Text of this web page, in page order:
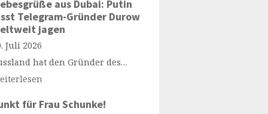
aus Dubai: Putin
Telegram-Gründer Durow
jagen
Juli 2026
hat den Gründer des…
für Frau Schunke!